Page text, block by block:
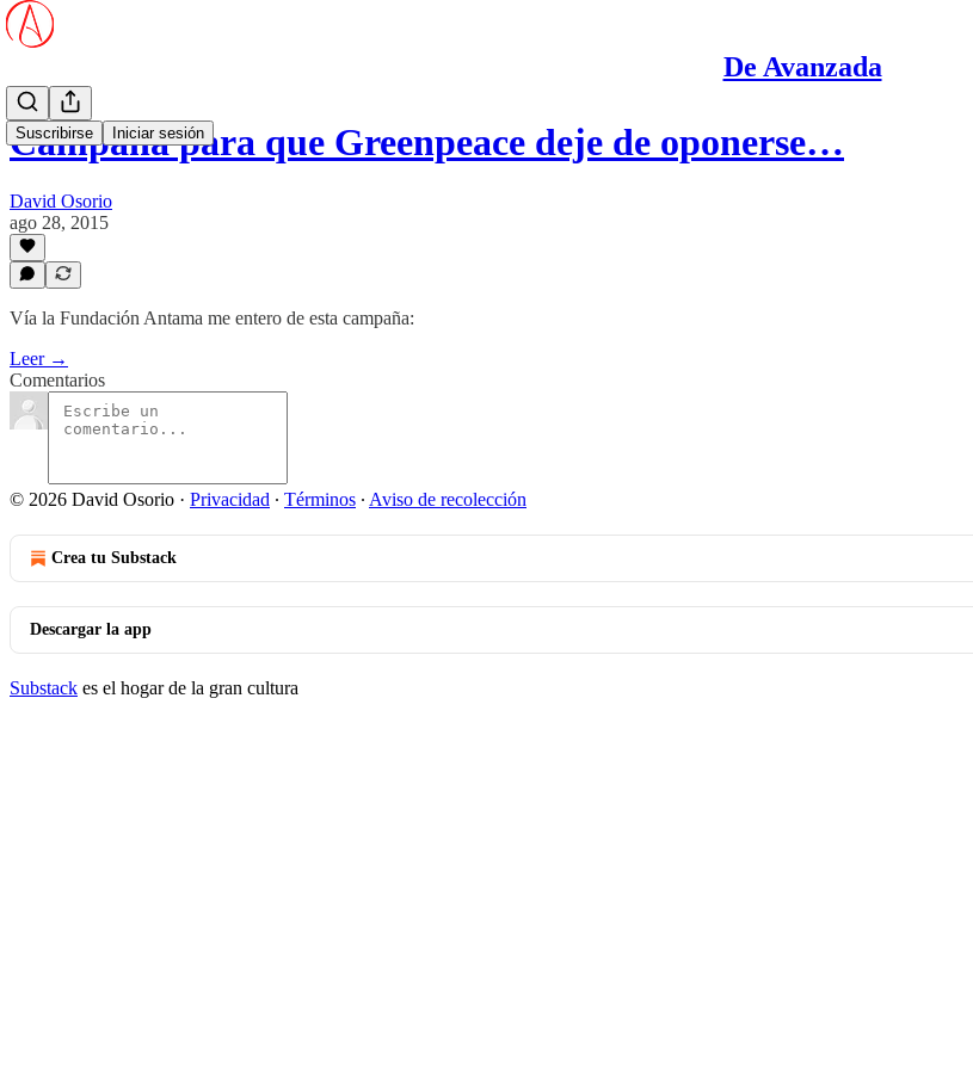
De Avanzada
Suscribirse Iniciar sesión
Campaña para que Greenpeace deje de oponerse…
David Osorio
ago 28, 2015
Vía la Fundación Antama me entero de esta campaña:
Leer →
Comentarios
© 2026 David Osorio · Privacidad ∙ Términos ∙ Aviso de recolección
Crea tu Substack
Descargar la app
Substack es el hogar de la gran cultura